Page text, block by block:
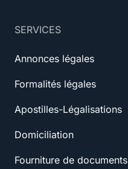
SERVICES
Annonces légales
Formalités légales
Apostilles-Légalisations
Domiciliation
Fourniture de documents